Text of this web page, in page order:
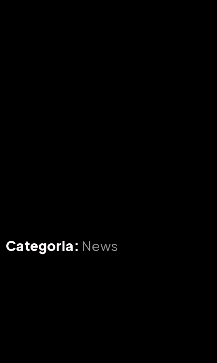
Categoria: News